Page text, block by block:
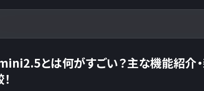
とは何がすごい？主な機能紹介